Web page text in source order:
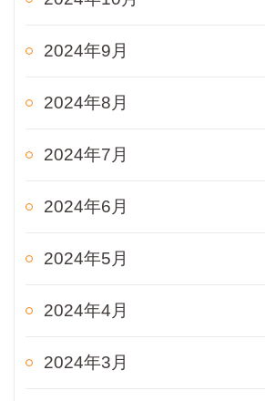
2024年9月
2024年8月
2024年7月
2024年6月
2024年5月
2024年4月
2024年3月